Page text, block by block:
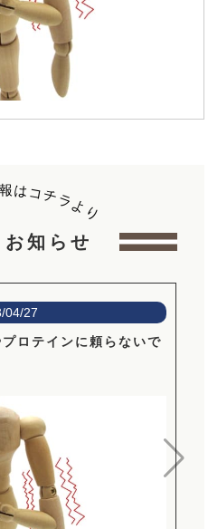
報はコ チラより
知らせ
04/27
ロテインに頼らないで